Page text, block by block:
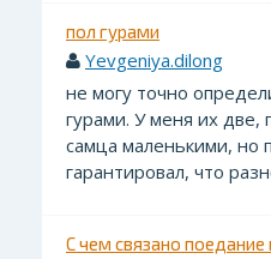
пол гурами
Yevgeniya.dilong
не могу точно
гурами. У меня их две,
самца маленькими, но
гарантировал, что
С чем связано